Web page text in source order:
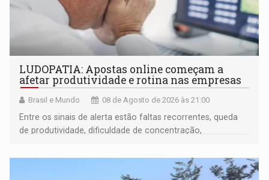
LUDOPATIA: Apostas online começam a
afetar produtividade e rotina nas empresas
Brasil e Mundo 08 de Agosto de 2026 às 21:00
Entre os sinais de alerta estão faltas recorrentes, queda
de produtividade, dificuldade de concentração,